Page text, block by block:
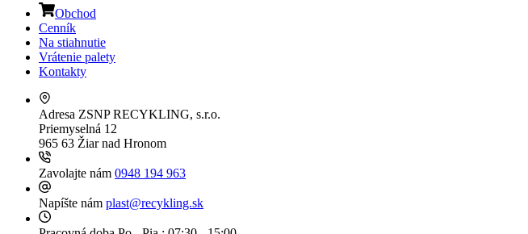
Obchod
Cenník
Na stiahnutie
Vrátenie palety
Kontakty
Adresa ZSNP RECYKLING, s.r.o.
Priemyselná 12
965 63 Žiar nad Hronom
Zavolajte nám 0948 194 963
Napíšte nám plast@recykling.sk